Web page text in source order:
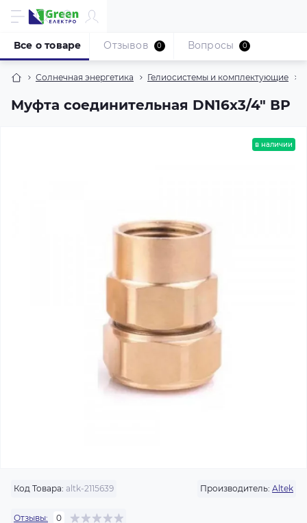
Солнечная энергетика Гелиосистемы и комплектующие
Муфта соединительная DN16х3/4" ВР
Все о товаре Отзывов 0 Вопросы 0
в наличии
Код Товара: altk-2115639 Производитель: Altek
Отзывы: 0